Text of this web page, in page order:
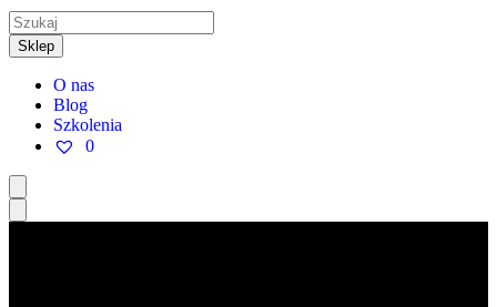
Sklep
O nas
Blog
Szkolenia
0